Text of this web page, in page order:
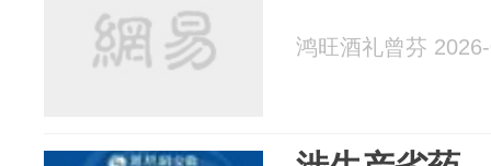
鸿旺酒礼曾芬